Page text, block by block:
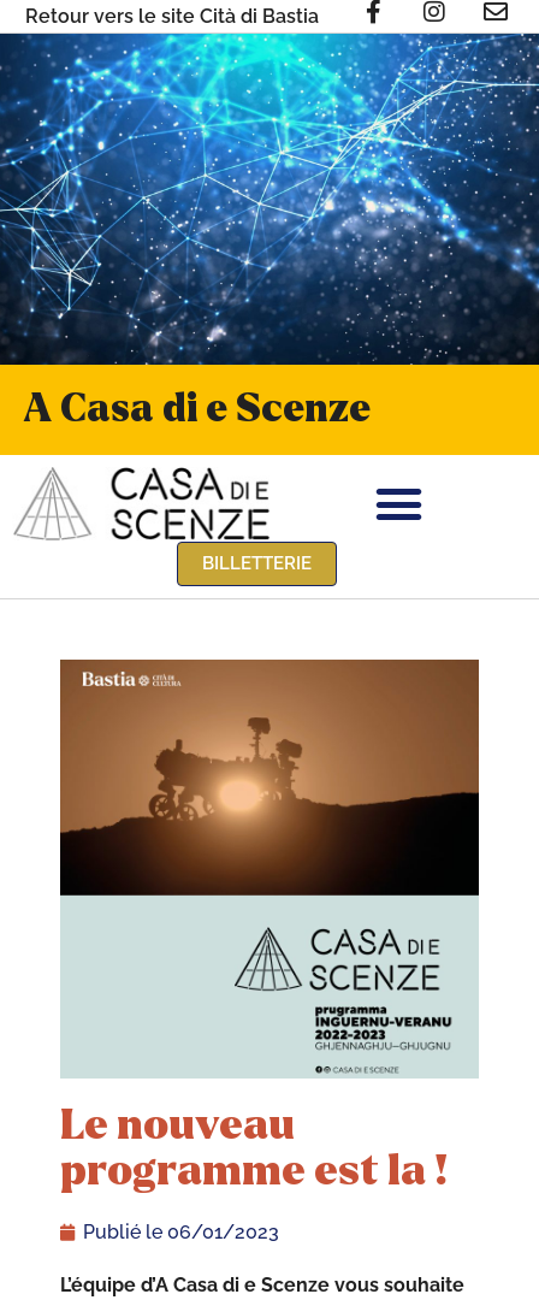
Retour vers le site Cità di Bastia
A Casa di e Scenze
BILLETTERIE
Le nouveau
programme est la !
Publié le 06/01/2023
L’équipe d’A Casa di e Scenze vous souhaite